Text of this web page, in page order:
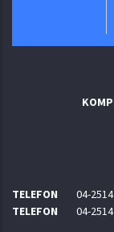
TELEFON
04-
TELEFON
04-